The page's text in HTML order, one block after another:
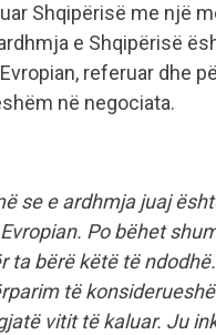
Shqipërisë me një
e Shqipërisë
referuar dhe
në negociata.
se e ardhmja juaj
Po bëhet
ta bërë këtë të
të
vitit të kaluar. Ju